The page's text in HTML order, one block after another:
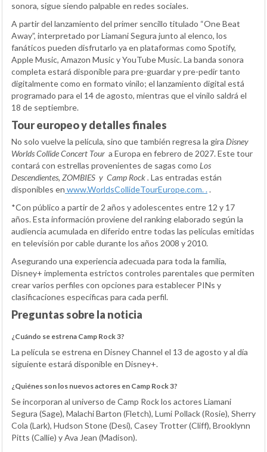
sonora, sigue siendo palpable en redes sociales.
A partir del lanzamiento del primer sencillo titulado “One Beat
Away”, interpretado por Liamani Segura junto al elenco, los
fanáticos pueden disfrutarlo ya en plataformas como Spotify,
Apple Music, Amazon Music y YouTube Music. La banda sonora
completa estará disponible para pre-guardar y pre-pedir tanto
digitalmente como en formato vinilo; el lanzamiento digital está
programado para el 14 de agosto, mientras que el vinilo saldrá el
18 de septiembre.
Tour europeo y detalles finales
No solo vuelve la película, sino que también regresa la gira Disney
Worlds Collide Concert Tour a Europa en febrero de 2027. Este tour
contará con estrellas provenientes de sagas como Los
Descendientes, ZOMBIES y Camp Rock. Las entradas están
disponibles en www.WorldsCollideTourEurope.com...
*Con público a partir de 2 años y adolescentes entre 12 y 17
años. Esta información proviene del ranking elaborado según la
audiencia acumulada en diferido entre todas las películas emitidas
en televisión por cable durante los años 2008 y 2010.
Asegurando una experiencia adecuada para toda la familia,
Disney+ implementa estrictos controles parentales que permiten
crear varios perfiles con opciones para establecer PINs y
clasificaciones específicas para cada perfil.
Preguntas sobre la noticia
¿Cuándo se estrena Camp Rock 3?
La película se estrena en Disney Channel el 13 de agosto y al día
siguiente estará disponible en Disney+.
¿Quiénes son los nuevos actores en Camp Rock 3?
Se incorporan al universo de Camp Rock los actores Liamani
Segura (Sage), Malachi Barton (Fletch), Lumi Pollack (Rosie), Sherry
Cola (Lark), Hudson Stone (Desi), Casey Trotter (Cliff), Brooklynn
Pitts (Callie) y Ava Jean (Madison).